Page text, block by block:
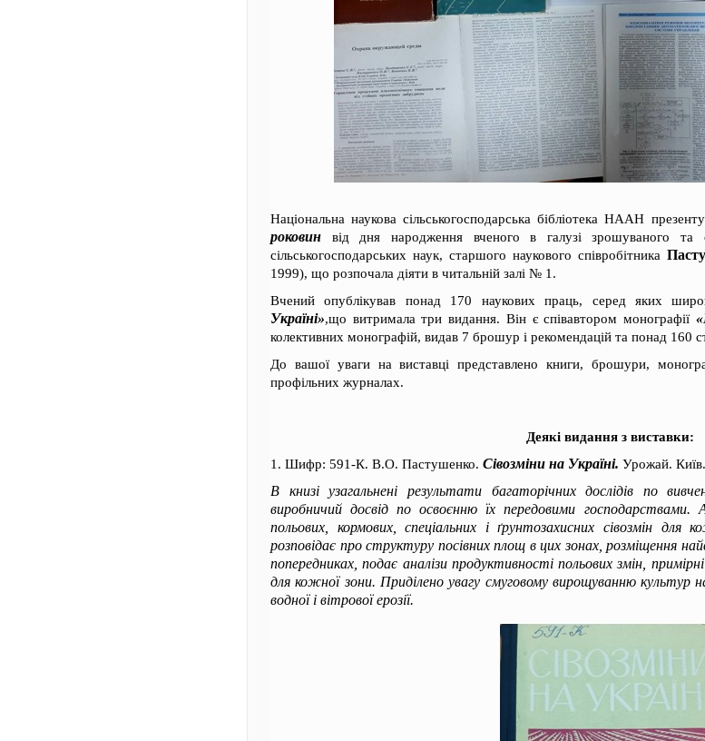
Національна наукова сільськогосподарська бібліотека НААН
роковин від дня народження вченого в галузі зрошуваного та
сільськогосподарських наук, старшого наукового співробітника
1999), що розпочала діяти в читальній залі № 1.
Вчений опублікував понад 170 наукових праць, серед яких
Україні»,що витримала три видання. Він є співавтором монографії
колективних монографій, видав 7 брошур і рекомендацій та понад 160
До вашої уваги на виставці представлено книги, брошури,
профільних журналах.
Деякі видання з виставки:
1. Шифр: 591-К. В.О. Пастушенко. Сівозміни на Україні. Урожай.
В книзі узагальнені результати багаторічних дослідів по
виробничий досвід по освоєнню їх передовими господарствами.
польових, кормових, спеціальних і ґрунтозахисних сівозмін для
розповідає про структуру посівних площ в цих зонах, розміщення
попередниках, подає аналізи продуктивності польових змін,
для кожної зони. Приділено увагу смуговому вирощуванню культур
водної і вітрової ерозії.